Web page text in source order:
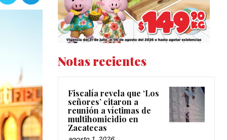
Notas recientes
Fiscalía revela que ‘Los
señores’ citaron a
reunión a víctimas de
multihomicidio en
Zacatecas